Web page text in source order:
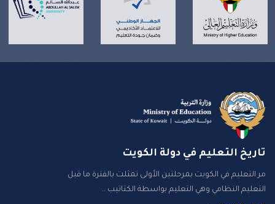
تاريخ التعليم في دولة الكويت
مر التعليم في الكويت بمرحلتين الأولى تمثلت بالفترة ما قبل
التعليم النظامي وهي التعليم بواسطة الكتاتيب ..